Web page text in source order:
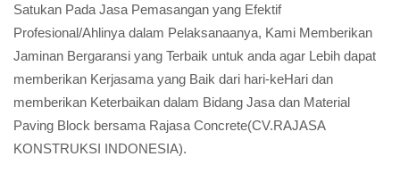
Satukan Pada Jasa Pemasangan yang Efektif
Profesional/Ahlinya dalam Pelaksanaanya, Kami Memberikan
Jaminan Bergaransi yang Terbaik untuk anda agar Lebih dapat
memberikan Kerjasama yang Baik dari hari-keHari dan
memberikan Keterbaikan dalam Bidang Jasa dan Material
Paving Block bersama Rajasa Concrete(CV.RAJASA
KONSTRUKSI INDONESIA).